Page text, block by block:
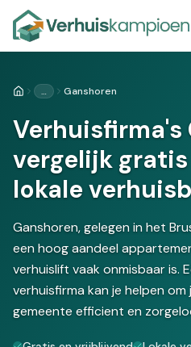
Home… Ganshoren
Verhuisfirma's
vergelijk
lokale
Ganshoren, gelegen in het
een hoog aandeel
verhuislift vaak onmisbaar is.
verhuisfirma kan je helpen om
gemeente efficient en